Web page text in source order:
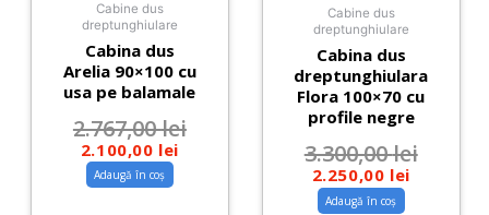
Cabine dus
dreptunghiulare
Cabina dus
Arelia 90×100 cu
usa pe balamale
2.767,00lei
2.100,00 lei
Adaugă în coș
Cabine dus
dreptunghiulare
Cabina dus
dreptunghiulara
Flora 100×70 cu
profile negre
3.300,00lei
2.250,00 lei
Adaugă în coș